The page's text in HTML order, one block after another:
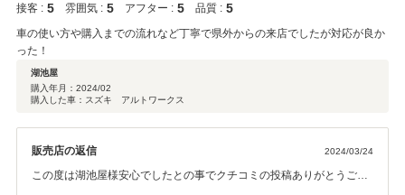
接客 : 5 雰囲気 : 5 アフター : 5 品質 : 5
車の使い方や購入までの流れなど丁寧で県外からの来店でしたが対応が良か
った！
湖池屋
購入年月： 2024/02
購入した車：スズキ アルトワークス
販売店の返信 2024/03/24
この度は湖池屋様安心でしたとの事でクチコミの投稿ありがとうござ